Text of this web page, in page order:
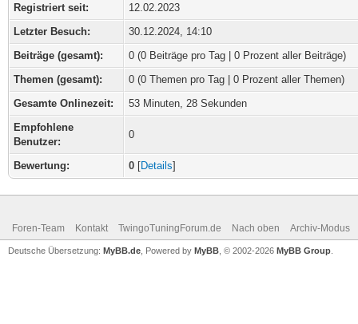
Registriert seit:
12.02.2023
Letzter Besuch:
30.12.2024, 14:10
Beiträge (gesamt):
0 (0 Beiträge pro Tag | 0 Prozent aller Beiträge)
Themen (gesamt):
0 (0 Themen pro Tag | 0 Prozent aller Themen)
Gesamte Onlinezeit:
53 Minuten, 28 Sekunden
Empfohlene
Benutzer:
0
Bewertung: 0 [Details]
Foren-Team Kontakt TwingoTuningForum.de Nach oben Archiv-Modus
Deutsche Übersetzung: MyBB.de , Powered by MyBB , © 2002-2026 MyBB Group